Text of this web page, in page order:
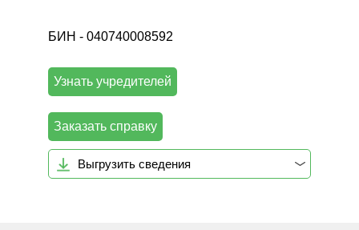
БИН - 040740008592
Узнать учредителей
Заказать справку
Выгрузить сведения